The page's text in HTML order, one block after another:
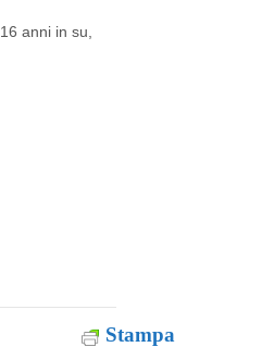
anni in su,
Stampa